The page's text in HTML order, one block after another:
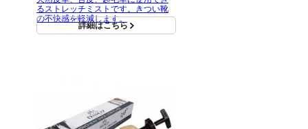
るストレッチミストです。きつい靴
の不快感を軽減します。
詳細はこちら